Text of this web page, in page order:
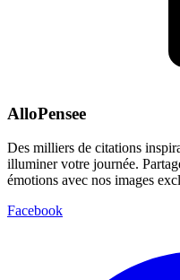
AlloPensee
Des milliers de citations
illuminer votre journée.
émotions avec nos images
Facebook